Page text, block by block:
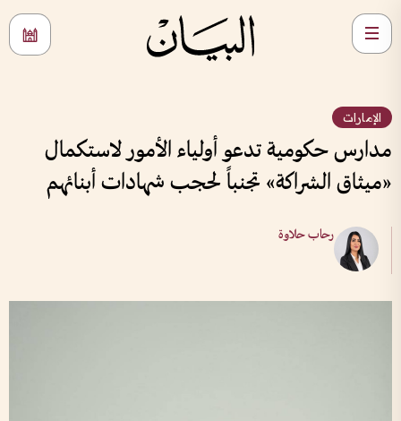
الإمارات
مدارس حكومية تدعو أولياء الأمور لاستكمال
«ميثاق الشراكة» تجنباً لحجب شهادات أبنائهم
رحاب حلاوة